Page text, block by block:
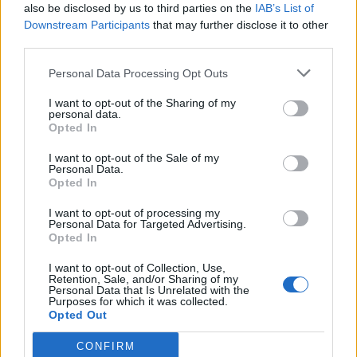
also be disclosed by us to third parties on the IAB’s List of
Downstream Participants that may further disclose it to other
Personal Data Processing Opt Outs
I want to opt-out of the Sharing of my
personal data.
Opted In
I want to opt-out of the Sale of my
Personal Data.
Opted In
I want to opt-out of processing my
Personal Data for Targeted Advertising.
Opted In
I want to opt-out of Collection, Use,
Retention, Sale, and/or Sharing of my
Personal Data that Is Unrelated with the
Purposes for which it was collected.
Opted Out
CONFIRM
afirma, ocorre por meio da neuroplasticidade, processo
pelo qual os circuitos neurais se reorganizam em
resposta às experiências.
“O principal desafio é preservar a capacidade de reflexão
profunda em um contexto marcado pela abundância de
informações e pela rápida evolução tecnológica. O
desenvolvimento depende de como o cérebro é
exercitado no cotidiano”, finalizou Fabiano de Abreu
Ígor Lopes
O “Millennium Estoril Open 2026” decorreu entre os
dias 18 e 26 de julho, no Clube de Ténis do Estoril, em
competição ao circuito “ATP Tour” na categoria “ATP
250”, depois de, na edição anterior, ter integrado o
conquistou o primeiro título ATP da carreira ao
derrotar o belga Alexander Blockx na final, encerrando
uma edição marcada pela elevada competitividade, pela
forte presença de tenistas portugueses e pela projeção
internacional do evento.
O torneio arrancou com a fase de qualificação, nos dias
18 e 19 de julho, reunindo dezenas de atletas em busca
de um lugar no quadro principal. A cerimónia de
abertura contou com a presença do presidente da
CONTINUAR A LER